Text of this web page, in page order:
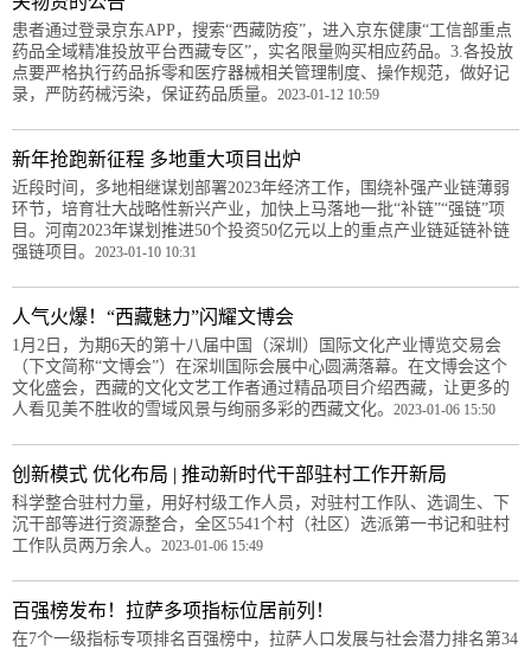
患者通过登录京东APP，搜索“西藏防疫”，进入京东健康“工信部重点
药品全域精准投放平台西藏专区”，实名限量购买相应药品。3.各投放
点要严格执行药品拆零和医疗器械相关管理制度、操作规范，做好记
录，严防药械污染，保证药品质量。 2023-01-12 10:59
新年抢跑新征程 多地重大项目出炉
近段时间，多地相继谋划部署2023年经济工作，围绕补强产业链薄弱
环节，培育壮大战略性新兴产业，加快上马落地一批“补链”“强链”项
目。河南2023年谋划推进50个投资50亿元以上的重点产业链延链补链
强链项目。 2023-01-10 10:31
人气火爆！“西藏魅力”闪耀文博会
1月2日，为期6天的第十八届中国（深圳）国际文化产业博览交易会
（下文简称“文博会”）在深圳国际会展中心圆满落幕。在文博会这个
文化盛会，西藏的文化文艺工作者通过精品项目介绍西藏，让更多的
人看见美不胜收的雪域风景与绚丽多彩的西藏文化。 2023-01-06 15:50
创新模式 优化布局 | 推动新时代干部驻村工作开新局
科学整合驻村力量，用好村级工作人员，对驻村工作队、选调生、下
沉干部等进行资源整合，全区5541个村（社区）选派第一书记和驻村
工作队员两万余人。 2023-01-06 15:49
百强榜发布！拉萨多项指标位居前列！
在7个一级指标专项排名百强榜中，拉萨人口发展与社会潜力排名第34